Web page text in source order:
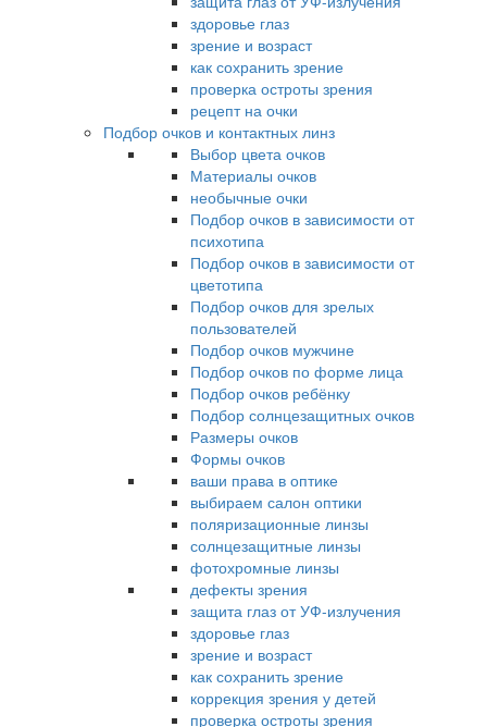
здоровье глаз
зрение и возраст
как сохранить зрение
проверка остроты зрения
рецепт на очки
Подбор очков и контактных линз
Выбор цвета очков
Материалы очков
необычные очки
Подбор очков в зависимости от
психотипа
Подбор очков в зависимости от
цветотипа
Подбор очков для зрелых
пользователей
Подбор очков мужчине
Подбор очков по форме лица
Подбор очков ребёнку
Подбор солнцезащитных очков
Размеры очков
Формы очков
ваши права в оптике
выбираем салон оптики
поляризационные линзы
солнцезащитные линзы
фотохромные линзы
дефекты зрения
защита глаз от УФ-излучения
здоровье глаз
зрение и возраст
как сохранить зрение
коррекция зрения у детей
проверка остроты зрения